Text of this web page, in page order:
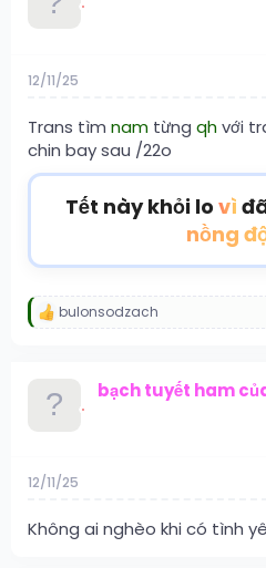
e
12/11/25
Trans tìm nam từng qhvới
chin bay sau /22o
Tết này khỏi lo vì
nồng
R
:
bulonsodzach
bạch tuyết ham
12/11/25
Không ai nghèo khi có tình